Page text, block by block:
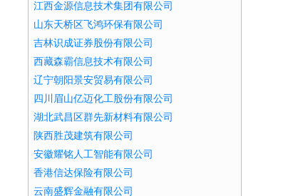
江西金源信息技术集团有限公司
山东天桥区飞鸿环保有限公司
吉林识成证券股份有限公司
西藏森霸信息技术有限公司
辽宁朝阳景安贸易有限公司
四川眉山亿迈化工股份有限公司
湖北武昌区群先新材料有限公司
陕西胜茂建筑有限公司
安徽耀铭人工智能有限公司
香港信达保险有限公司
云南盛辉金融有限公司